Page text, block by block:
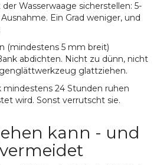
der Wasserwaage sicherstellen: 5-
Ein Grad weniger, und
(mindestens 5 mm breit)
abdichten. Nicht zu dünn, nicht
glattziehen.
mindestens 24 Stunden ruhen
wird. Sonst verrutscht sie.
kann - und